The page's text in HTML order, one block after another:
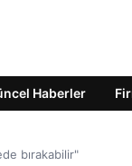
Haberler
bırakabilir"